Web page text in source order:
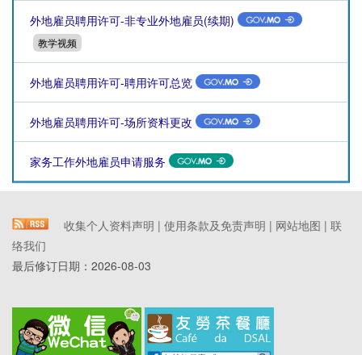
外地雇员聘用许可-非专业外地雇员(续期)
教学视频
外地雇员聘用许可-聘用许可总览
外地雇员聘用许可-场所资料更改
家务工作外地雇员申请服务
收集个人资料声明 | 使用条款及免责声明 | 网站地图 | 联
络我们
最后修订日期： 2026-08-03